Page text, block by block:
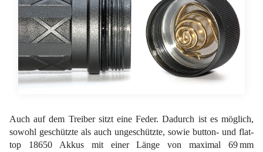
Auch auf dem Treiber sitzt eine Feder. Dadurch ist es möglich,
sowohl geschützte als auch ungeschützte, sowie button- und flat-
top 18650 Akkus mit einer Länge von maximal 69 mm